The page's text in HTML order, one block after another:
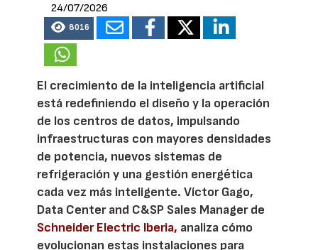
24/07/2026
8016
El crecimiento de la inteligencia artificial
está redefiniendo el diseño y la operación
de los centros de datos, impulsando
infraestructuras con mayores densidades
de potencia, nuevos sistemas de
refrigeración y una gestión energética
cada vez más inteligente. Víctor Gago,
Data Center and C&SP Sales Manager de
Schneider Electric Iberia, analiza cómo
evolucionan estas instalaciones para